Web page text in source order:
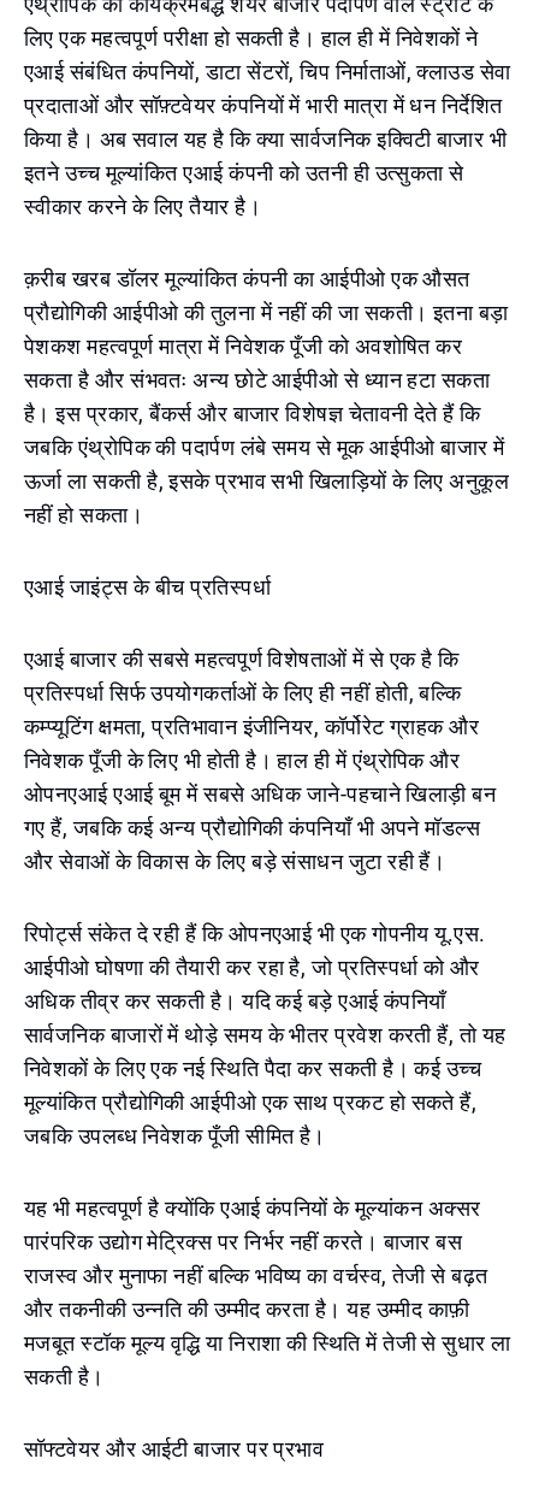
लिए एक महत्वपूर्ण परीक्षा हो सकती है। हाल ही में निवेशकों ने
एआई संबंधित कंपनियों, डाटा सेंटरों, चिप निर्माताओं, क्लाउड सेवा
प्रदाताओं और सॉफ़्टवेयर कंपनियों में भारी मात्रा में धन निर्देशित
किया है। अब सवाल यह है कि क्या सार्वजनिक इक्विटी बाजार भी
इतने उच्च मूल्यांकित एआई कंपनी को उतनी ही उत्सुकता से
स्वीकार करने के लिए तैयार है।
क़रीब खरब डॉलर मूल्यांकित कंपनी का आईपीओ एक औसत
प्रौद्योगिकी आईपीओ की तुलना में नहीं की जा सकती। इतना बड़ा
पेशकश महत्वपूर्ण मात्रा में निवेशक पूँजी को अवशोषित कर
सकता है और संभवतः अन्य छोटे आईपीओ से ध्यान हटा सकता
है। इस प्रकार, बैंकर्स और बाजार विशेषज्ञ चेतावनी देते हैं कि
जबकि एंथ्रोपिक की पदार्पण लंबे समय से मूक आईपीओ बाजार में
ऊर्जा ला सकती है, इसके प्रभाव सभी खिलाड़ियों के लिए अनुकूल
नहीं हो सकता।
एआई जाइंट्स के बीच प्रतिस्पर्धा
एआई बाजार की सबसे महत्वपूर्ण विशेषताओं में से एक है कि
प्रतिस्पर्धा सिर्फ उपयोगकर्ताओं के लिए ही नहीं होती, बल्कि
कम्प्यूटिंग क्षमता, प्रतिभावान इंजीनियर, कॉर्पोरेट ग्राहक और
निवेशक पूँजी के लिए भी होती है। हाल ही में एंथ्रोपिक और
ओपनएआई एआई बूम में सबसे अधिक जाने-पहचाने खिलाड़ी बन
गए हैं, जबकि कई अन्य प्रौद्योगिकी कंपनियाँ भी अपने मॉडल्स
और सेवाओं के विकास के लिए बड़े संसाधन जुटा रही हैं।
रिपोर्ट्स संकेत दे रही हैं कि ओपनएआई भी एक गोपनीय यू.एस.
आईपीओ घोषणा की तैयारी कर रहा है, जो प्रतिस्पर्धा को और
अधिक तीव्र कर सकती है। यदि कई बड़े एआई कंपनियाँ
सार्वजनिक बाजारों में थोड़े समय के भीतर प्रवेश करती हैं, तो यह
निवेशकों के लिए एक नई स्थिति पैदा कर सकती है। कई उच्च
मूल्यांकित प्रौद्योगिकी आईपीओ एक साथ प्रकट हो सकते हैं,
जबकि उपलब्ध निवेशक पूँजी सीमित है।
यह भी महत्वपूर्ण है क्योंकि एआई कंपनियों के मूल्यांकन अक्सर
पारंपरिक उद्योग मेट्रिक्स पर निर्भर नहीं करते। बाजार बस
राजस्व और मुनाफा नहीं बल्कि भविष्य का वर्चस्व, तेजी से बढ़त
और तकनीकी उन्नति की उम्मीद करता है। यह उम्मीद काफ़ी
मजबूत स्टॉक मूल्य वृद्धि या निराशा की स्थिति में तेजी से सुधार ला
सकती है।
सॉफ्टवेयर और आईटी बाजार पर प्रभाव